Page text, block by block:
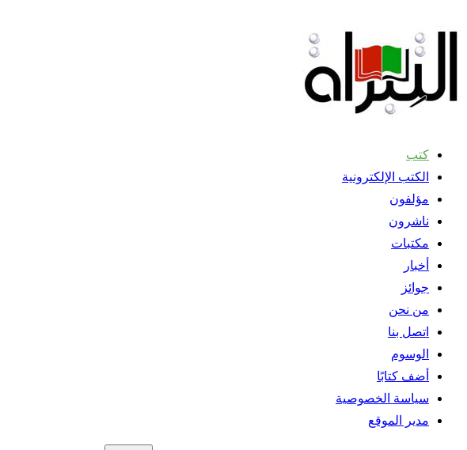
كتب
الكتب الإلكترونية
مؤلفون
ناشرون
مكتبات
أخبار
جوائز
من نحن
اتصل بنا
الوسوم
أضف كتابًا
سياسة الخصوصية
مدير الموقع